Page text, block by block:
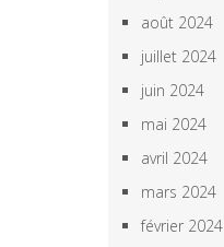
août 2024
juillet 2024
juin 2024
mai 2024
avril 2024
mars 2024
février 2024